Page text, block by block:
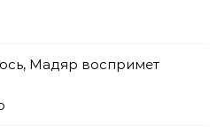
Мадяр воспримет